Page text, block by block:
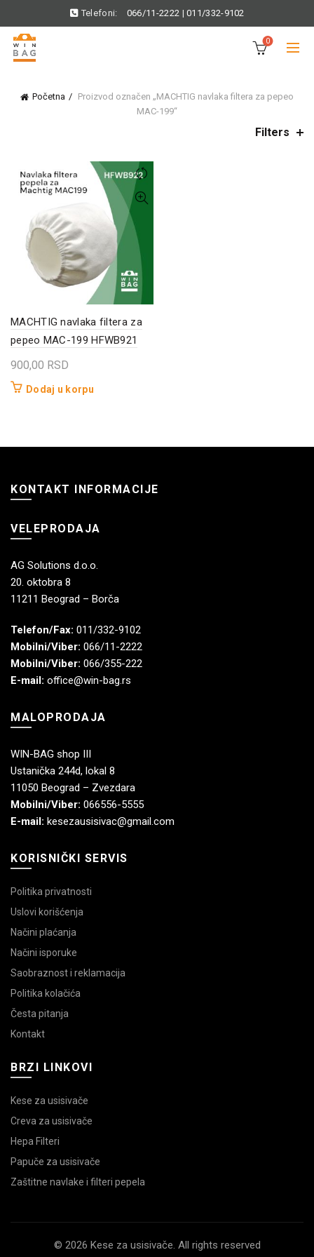
Telefoni: 066/11-2222 |011/332-9102
0
Početna
Proizvod označen „MACHTIG navlaka filtera za pepeo
MAC-199“
Filters
MACHTIG navlaka filtera za
pepeo MAC-199 HFWB921
900,00 RSD
Dodaj u korpu
KONTAKT INFORMACIJE
VELEPRODAJA
AG Solutions d.o.o.
20. oktobra 8
11211 Beograd – Borča
Telefon/Fax: 011/332-9102
Mobilni/Viber: 066/11-2222
Mobilni/Viber: 066/355-222
E-mail: office@win-bag.rs
MALOPRODAJA
WIN-BAG shop III
Ustanička 244d, lokal 8
11050 Beograd – Zvezdara
Mobilni/Viber: 066556-5555
E-mail: kesezausisivac@gmail.com
KORISNIČKI SERVIS
Politika privatnosti
Uslovi korišćenja
Načini plaćanja
Načini isporuke
Saobraznost i reklamacija
Politika kolačića
Česta pitanja
Kontakt
BRZI LINKOVI
Kese za usisivače
Creva za usisivače
Hepa Filteri
Papuče za usisivače
Zaštitne navlake i filteri pepela
© 2026 Kese za usisivače. All rights reserved